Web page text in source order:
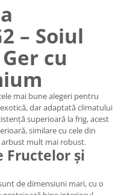
– Soiul
cu
mai bune alegeri pentru
dar adaptată climatului
superioară la frig, acest
similare cu cele din
mult mai robust.
Fructelor și
de dimensiuni mari, cu o